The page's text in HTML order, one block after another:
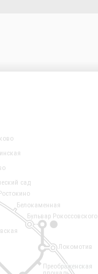
1
Локомотив
сад
Белокаменная
Бульвар Рокоссовского
Преображенская